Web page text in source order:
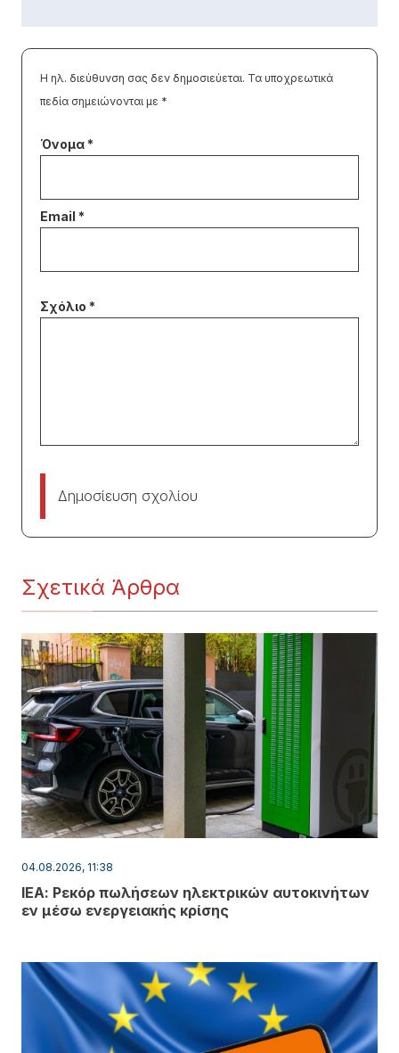
Η ηλ. διεύθυνση σας δεν δημοσιεύεται. Τα υποχρεωτικά
πεδία σημειώνονται με *
Δημοσίευση σχολίου
Σχετικά Άρθρα
04.08.2026, 11:38
ΙΕΑ: Ρεκόρ πωλήσεων ηλεκτρικών αυτοκινήτων
εν μέσω ενεργειακής κρίσης